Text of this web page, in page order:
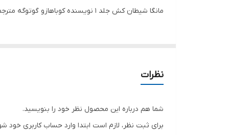
مانگا شیطان کش جلد 1 نویسنده کوباهازو گوتوگه مترجم فائزه محمد لو تعداد صفحات 184 جلد شومیز قطع رقعی
نظرات
شما هم درباره این محصول نظر خود را بنویسید.
برای ثبت نظر، لازم است ابتدا وارد حساب کاربری خود